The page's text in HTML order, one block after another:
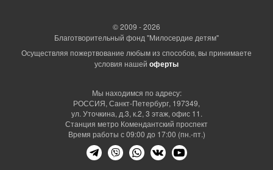
© 2009 - 2026
Благотворительный фонд "Милосердие детям"
Осуществляя пожертвование любым из способов, вы принимаете
условия нашей оферты
Мы находимся по адресу:
РОССИЯ, Санкт-Петербург, 197349,
ул. Уточкина, д.3, к.2, 3 этаж, офис 11.
Станция метро Комендантский проспект
Время работы с 09:00 до 17:00 (пн.-пт.)